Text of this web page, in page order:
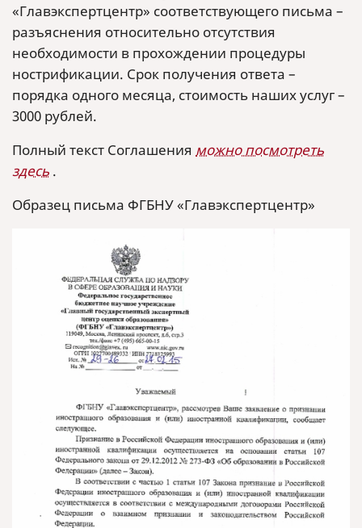
«Главэкспертцентр» соответствующего письма –
разъяснения относительно отсутствия
необходимости в прохождении процедуры
нострификации. Срок получения ответа –
порядка одного месяца, стоимость наших услуг –
3000 рублей.
Полный текст Соглашения можно посмотреть
здесь .
Образец письма ФГБНУ «Главэкспертцентр»